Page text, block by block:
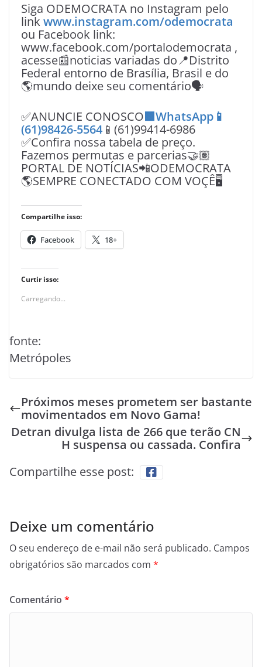
Siga ODEMOCRATA no Instagram pelo
link www.instagram.com/odemocrata
ou Facebook link:
www.facebook.com/portalodemocrata ,
acesse📰noticias variadas do📍Distrito
Federal entorno de Brasília, Brasil e do
🌎mundo deixe seu comentário🗣
✅ANUNCIE CONOSCO🟩WhatsApp📱
(61)98426-5564 📱(61)99414-6986
✅Confira nossa tabela de preço.
Fazemos permutas e parcerias🤝🏽
PORTAL DE NOTÍCIAS📲ODEMOCRATA
🌎SEMPRE CONECTADO COM VOÇÊ🖥️
Compartilhe isso:
Facebook 18+
Curtir isso:
Carregando...
fonte:
Metrópoles
Próximos meses prometem ser bastante
movimentados em Novo Gama!
Detran divulga lista de 266 que terão CN
H suspensa ou cassada. Confira
Compartilhe esse post:
Deixe um comentário
O seu endereço de e-mail não será publicado. Campos
obrigatórios são marcados com *
Comentário *